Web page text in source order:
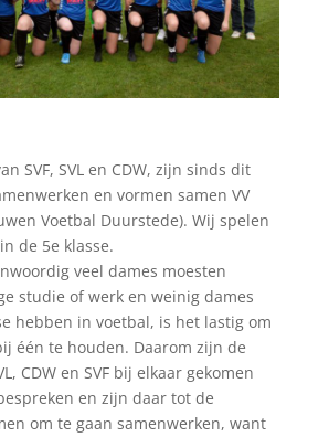
SVF, SVL en CDW, zijn sinds dit
en vormen samen VV
Voetbal Duurstede). Wij spelen
de 5e klasse.
veel dames moesten
studie of werk en weinig dames
hebben in voetbal, is het lastig om
één te houden. Daarom zijn de
CDW en SVF bij elkaar gekomen
en zijn daar tot de
om te gaan samenwerken, want